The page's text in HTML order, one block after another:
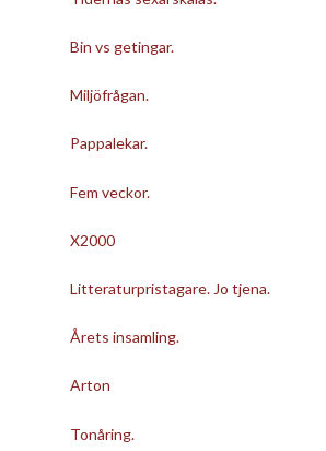
Bin vs getingar.
Miljöfrågan.
Pappalekar.
Fem veckor.
X2000
Litteraturpristagare. Jo tjena.
Årets insamling.
Arton
Tonåring.